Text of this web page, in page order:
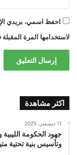
احفظ اسمي، بريدي
لاستخدامها المرة
اكثر مشاهدة
11 ديسمبر، 2025
جهود الحكومة
وتأسيس بنية تحتية